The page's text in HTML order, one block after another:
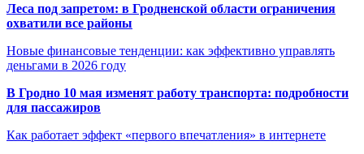
Леса под запретом: в Гродненской области ограничения
охватили все районы
Новые финансовые тенденции: как эффективно управлять
деньгами в 2026 году
В Гродно 10 мая изменят работу транспорта: подробности
для пассажиров
Как работает эффект «первого впечатления» в интернете